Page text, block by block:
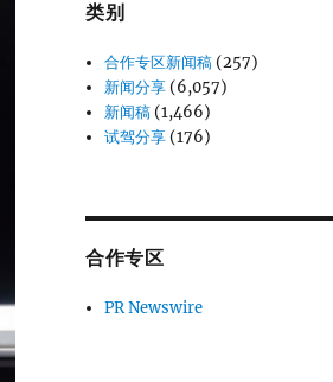
类别
合作专区新闻稿 (257)
新闻分享 (6,057)
新闻稿 (1,466)
试驾分享 (176)
合作专区
PR Newswire